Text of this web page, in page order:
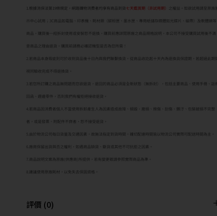
1.根據消保法第19條規定，網路購物消費者均享有商品到貨 七天鑑賞期（非試用期） 之權益。如欲試用請至原廠
示中心試用；3C商品如電腦、印表機、耗材類（碳粉匣、墨水匣、專用紙儲存媒體如光碟片、磁帶）及軟體類等
商品，購買後一經拆封使用或安裝恕不退換，購買前應詳閱原廠之商品規格說明，本公司不接受購買試用後不滿
意商品之理由退貨。購買前請務必確認機型是否為您所需！
2.若商品本身瑕疵則可於收到貨品後十日內與我們聯繫換貨。從商品收訖起十天內為退換貨保證期，若超過此期
視同驗收完成不得退換貨。
3.若您所訂購之商品無問題而您欲退貨，退回的商品必須是全新狀態（無拆封），包括主要商品、使用手冊、註
回函、週邊零件，否則我們有權拒絕接收退貨。
4.若商品因消費者個人不當使用拆卸產生人為因素造成故障、損毀、磨損、擦傷、刮傷、髒汙、包裝破損不完整
者，或是發票、附配件不齊者，恕不接受退貨。
5.由於物流公司每日貨量及交通因素，故無法指定到貨時間，確切配達時間皆以物流公司實際可配送時間為主。
6.廠商保留出貨與否之權利，如遇商品缺貨、斷貨或其他不可抗拒之因素。
7.商品說明文案為原廠(供應商)所提供，若有變更敬請參照實際商品為準。
8.建議使用原廠耗材，以免失去保固資格。
評價 (0)